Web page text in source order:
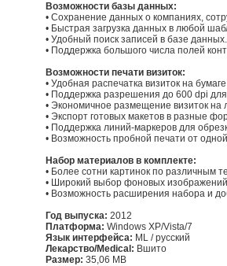
Возможности базы данных:
• Сохранение данных о компаниях,
• Быстрая загрузка данных в любой
• Удобный поиск записей в базе данных.
• Поддержка большого числа полей
Возможности печати визиток:
• Удобная распечатка визиток на
• Поддержка разрешения до 600 dpi
• Экономичное размещение визиток на
• Экспорт готовых макетов в разные
• Поддержка линий-маркеров для
• Возможность пробной печати от
Набор материалов в комплекте:
• Более сотни картинок по различным
• Широкий выбор фоновых изображений
• Возможность расширения набора и
Год выпуска: 2012
Платформа: Windows XP/Vista/7
Язык интерфейса: ML / русский
Лекарство/Medical: Вшито
Размер: 35,06 MB